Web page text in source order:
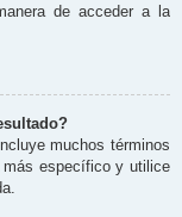
de acceder a la
muchos términos
más específico y utilice